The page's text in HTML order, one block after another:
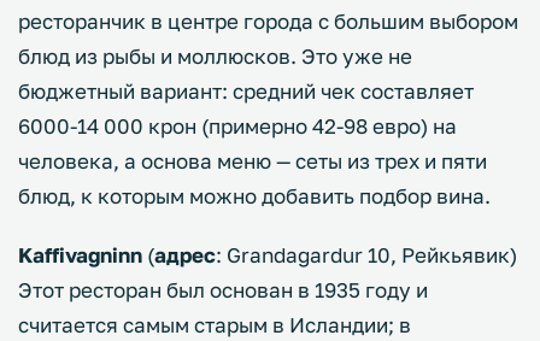
ресторанчик в центре города с большим выбором
блюд из рыбы и моллюсков. Это уже не
бюджетный вариант: средний чек составляет
6000-14 000 крон (примерно 42-98 евро) на
человека, а основа меню — сеты из трех и пяти
блюд, к которым можно добавить подбор вина.
Kaffivagninn (адрес: Grandagardur 10, Рейкьявик)
Этот ресторан был основан в 1935 году и
считается самым старым в Исландии; в